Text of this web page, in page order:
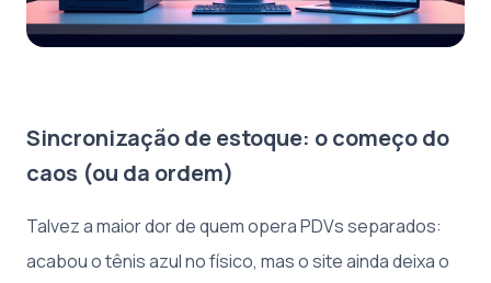
Sincronização de estoque: o começo do
caos (ou da ordem)
Talvez a maior dor de quem opera PDVs separados:
acabou o tênis azul no físico, mas o site ainda deixa o